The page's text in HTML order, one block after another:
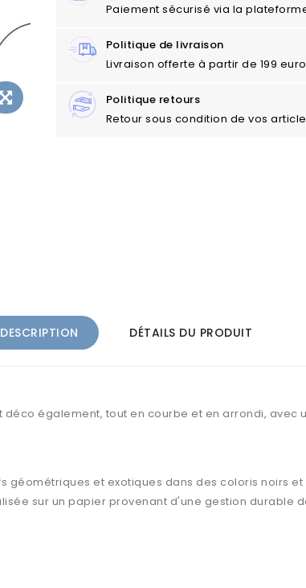
Paiement sécurisé via la
Politique de livraison
Livraison offerte à partir de 199
Politique retours
Retour sous condition de vos
DESCRIPTION DÉTAILS DU PRODUIT
également, tout en courbe et en arrondi, avec
et exotiques dans des coloris noirs
sur un papier provenant d'une gestion durable